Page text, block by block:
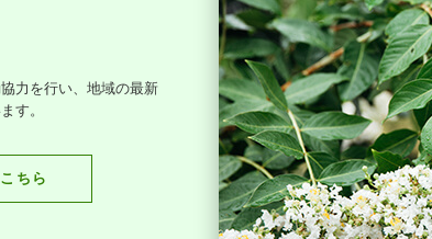
力を行い、地域の最新
す。
ちら